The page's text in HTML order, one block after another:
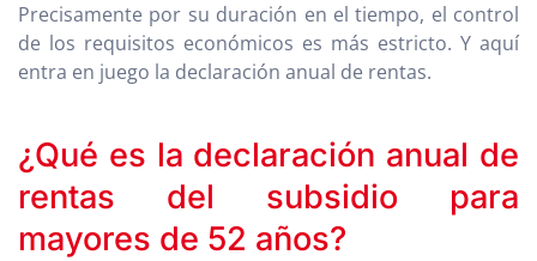
Precisamente por su duración en el tiempo, el control
de los requisitos económicos es más estricto. Y aquí
entra en juego la declaración anual de rentas.
¿Qué es la declaración anual de
rentas del subsidio para
mayores de 52 años?